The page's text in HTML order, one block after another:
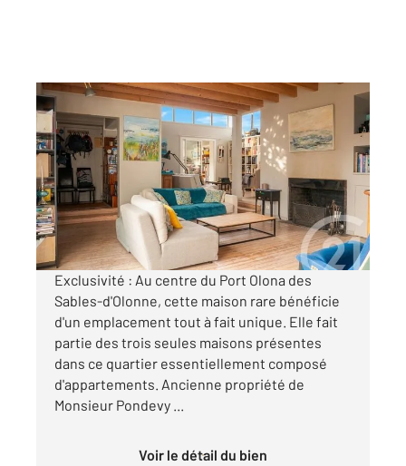
LES SABLES D OLONNE 85
147,63 m2, 5 pièces
Ref : 1727
Maison à vendre
630 000 €
Visiter le site dédié
Exclusivité : Au centre du Port Olona des
Sables-d'Olonne, cette maison rare bénéficie
d'un emplacement tout à fait unique. Elle fait
partie des trois seules maisons présentes
dans ce quartier essentiellement composé
d'appartements. Ancienne propriété de
Monsieur Pondevy ...
Voir le détail du bien